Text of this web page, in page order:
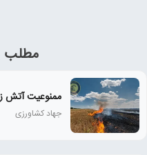
مطلب
ممنوعیت آتش
جهاد کشاورزی